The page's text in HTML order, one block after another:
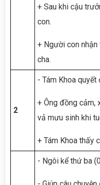
+ Sau khi cậu
con.
+ Người con
cha.
2
- Tám Khoa quyết
+ Ông đồng cảm,
vả mưu sinh khi
+ Tám Khoa thấy
- Ngôi kể thứ ba